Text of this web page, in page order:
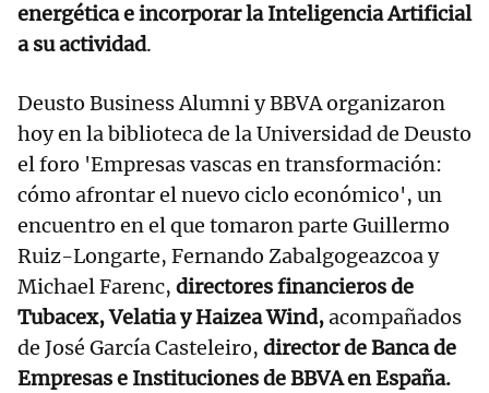
energética e incorporar la Inteligencia Artificial
a su actividad.
Deusto Business Alumni y BBVA organizaron
hoy en la biblioteca de la Universidad de Deusto
el foro 'Empresas vascas en transformación:
cómo afrontar el nuevo ciclo económico', un
encuentro en el que tomaron parte Guillermo
Ruiz-Longarte, Fernando Zabalgogeazcoa y
Michael Farenc, directores financieros de
Tubacex, Velatia y Haizea Wind,acompañados
de José García Casteleiro, director de Banca de
Empresas e Instituciones de BBVA en España.